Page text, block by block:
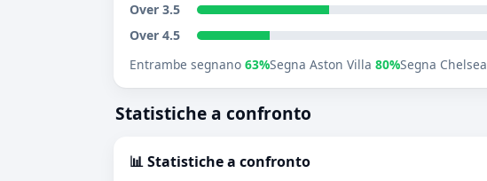
Over 3.5
Over 4.5
Entrambe segnano 63%Segna Aston Villa 80%Segna Chelsea
Statistiche a confronto
📊 Statistiche a confronto